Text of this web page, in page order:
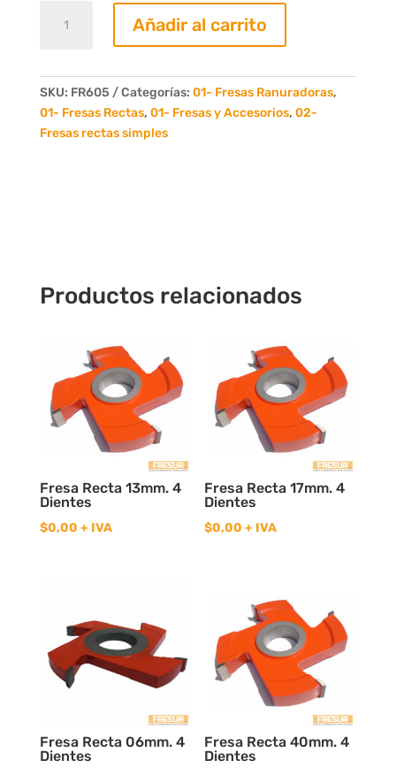
Recta
Dientes
cantidad
Añadir al carrito
SKU: FR605 Categorías: 01- Fresas Ranuradoras,
01- Fresas Rectas, 01- Fresas y Accesorios, 02-
Fresas rectas simples
Productos relacionados
Fresa Recta 13mm. 4
Dientes
$0,00 + IVA
Fresa Recta 17mm. 4
Dientes
$0,00 + IVA
Fresa Recta 06mm. 4
Dientes
Fresa Recta 40mm. 4
Dientes